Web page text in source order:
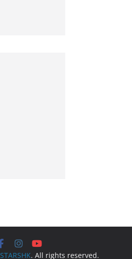
STARSHK. All rights reserved.